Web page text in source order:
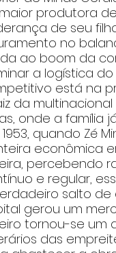
produtora
de seu
no
ao boom da
a logística
está na
da
onde a família
quando Zé
econômica
percebendo
e regular,
salto de
gerou um
tornou-se um
das